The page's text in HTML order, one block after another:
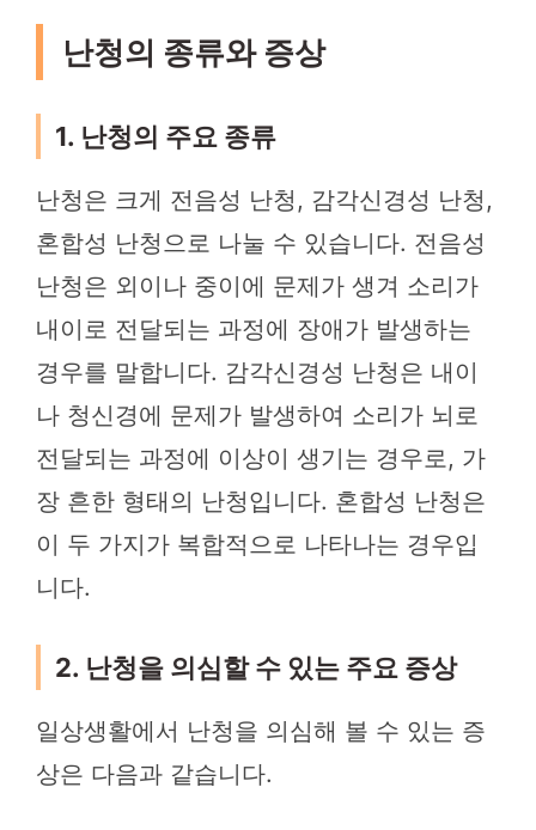
난청의 종류와 증상
1. 난청의 주요 종류
난청은 크게 전음성 난청, 감각신경성 난청,
혼합성 난청으로 나눌 수 있습니다. 전음성
난청은 외이나 중이에 문제가 생겨 소리가
내이로 전달되는 과정에 장애가 발생하는
경우를 말합니다. 감각신경성 난청은 내이
나 청신경에 문제가 발생하여 소리가 뇌로
전달되는 과정에 이상이 생기는 경우로, 가
장 흔한 형태의 난청입니다. 혼합성 난청은
이 두 가지가 복합적으로 나타나는 경우입
니다.
2. 난청을 의심할 수 있는 주요 증상
일상생활에서 난청을 의심해 볼 수 있는 증
상은 다음과 같습니다.